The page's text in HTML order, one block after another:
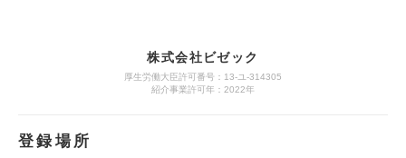
株式会社ビゼック
厚生労働大臣許可番号：13-ユ-314305
紹介事業許可年：2022年
登録場所